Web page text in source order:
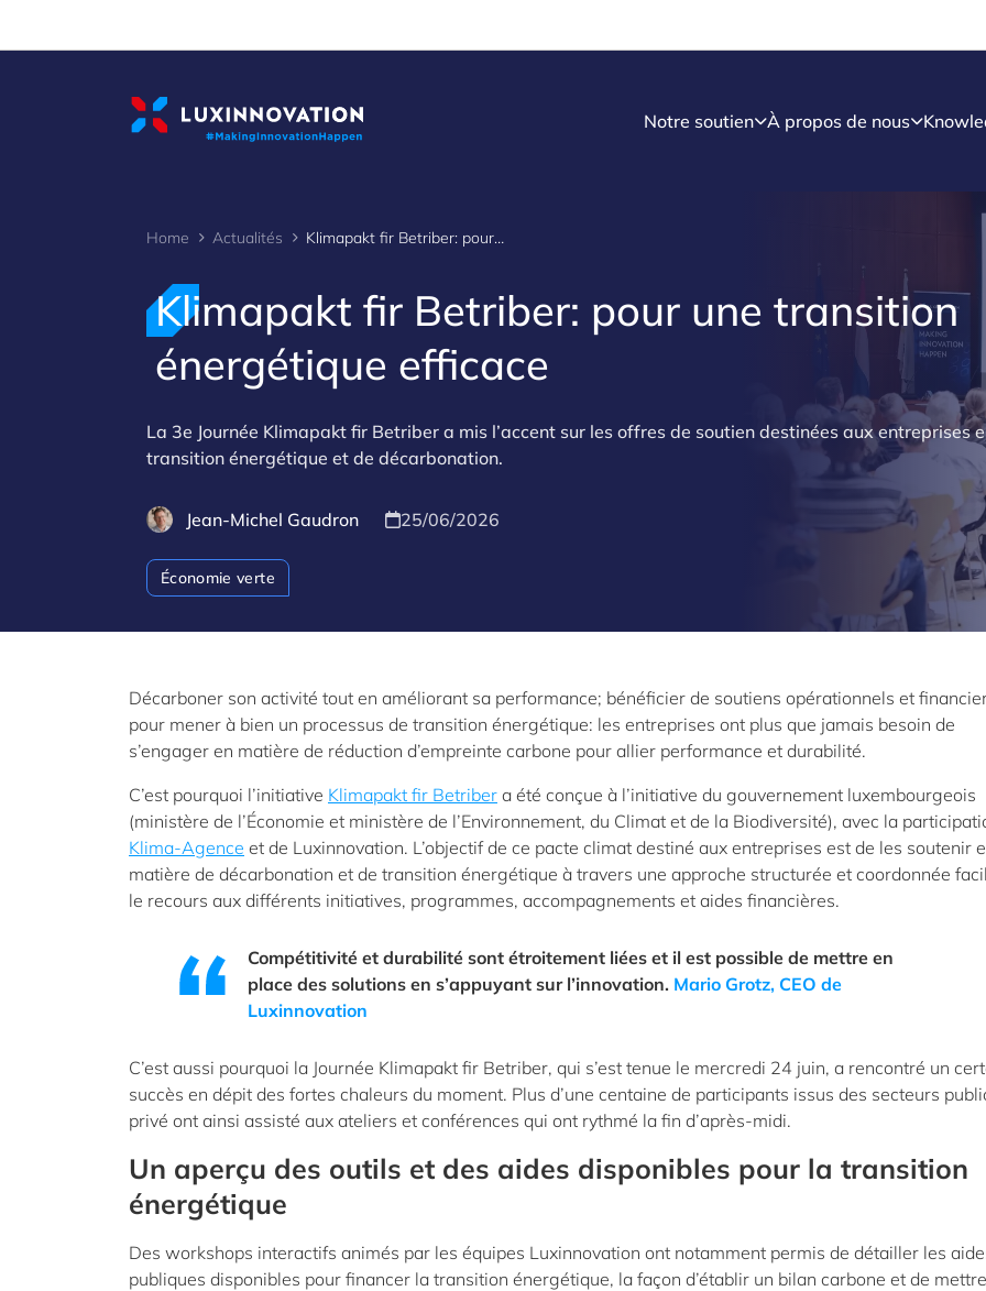
Notre soutien À propos de nous
Home Actualités Klimapakt fir Betriber: pour une transition énergétique efficace
Klimapakt fir Betriber: pour une transition
énergétique efficace
La 3e Journée Klimapakt fir Betriber a mis l’accent sur les offres de soutien destinées aux entreprises
transition énergétique et de décarbonation.
Jean-Michel Gaudron 25/06/2026
Économie verte
Décarboner son activité tout en améliorant sa performance; bénéficier de soutiens opérationnels et
pour mener à bien un processus de transition énergétique: les entreprises ont plus que jamais besoin de
s’engager en matière de réduction d’empreinte carbone pour allier performance et durabilité.
C’est pourquoi l’initiative Klimapakt fir Betriber a été conçue à l’initiative du gouvernement luxembourgeois
(ministère de l’Économie et ministère de l’Environnement, du Climat et de la Biodiversité), avec la
Klima-Agence et de Luxinnovation. L’objectif de ce pacte climat destiné aux entreprises est de les soutenir
matière de décarbonation et de transition énergétique à travers une approche structurée et coordonnée
le recours aux différents initiatives, programmes, accompagnements et aides financières.
Compétitivité et durabilité sont étroitement liées et il est possible de mettre en
place des solutions en s’appuyant sur l’innovation. Mario Grotz, CEO de
Luxinnovation
C’est aussi pourquoi la Journée Klimapakt fir Betriber, qui s’est tenue le mercredi 24 juin, a rencontré un
succès en dépit des fortes chaleurs du moment. Plus d’une centaine de participants issus des secteurs
privé ont ainsi assisté aux ateliers et conférences qui ont rythmé la fin d’après-midi.
Un aperçu des outils et des aides disponibles pour la transition
énergétique
Des workshops interactifs animés par les équipes Luxinnovation ont notamment permis de détailler les
publiques disponibles pour financer la transition énergétique, la façon d’établir un bilan carbone et de